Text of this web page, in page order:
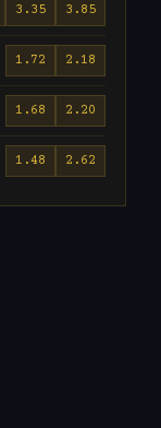
3.35 3.85
1.72 2.18
1.68 2.20
1.48 2.62